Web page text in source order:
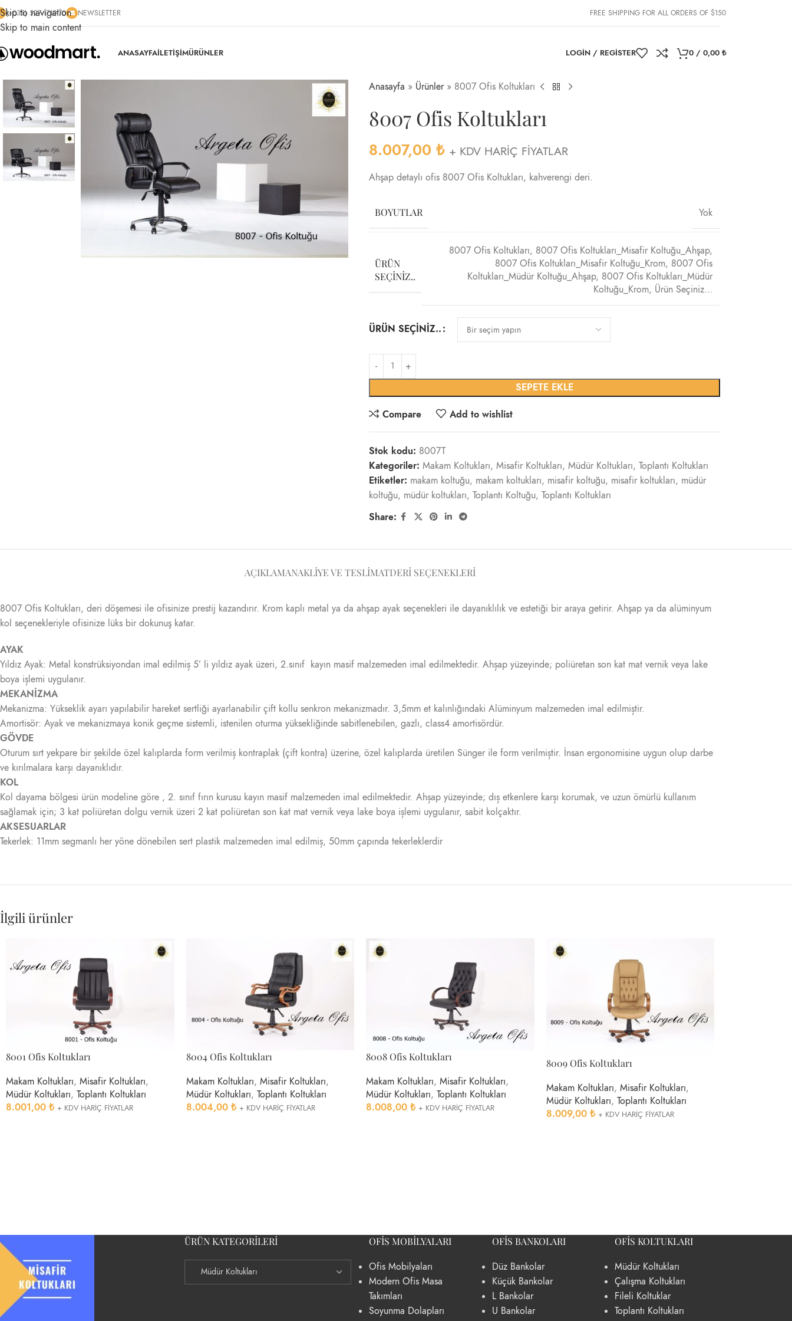
Skip to navigation
Skip to main content
(+035) 527-1710-70 NEWSLETTER FREE SHIPPING FOR ALL ORDERS OF $150
ANASAYFAİLETİŞİMÜRÜNLER LOGIN / REGISTER 0 / 0,00 ₺
Anasayfa » Ürünler» 8007 Ofis Koltukları
8007 Ofis Koltukları
8.007,00 ₺ + KDV HARİÇ FİYATLAR
Ahşap detaylı ofis 8007 Ofis Koltukları, kahverengi deri.
BOYUTLAR Yok
ÜRÜN
SEÇINIZ..
8007 Ofis Koltukları, 8007 Ofis Koltukları_Misafir Koltuğu_Ahşap,
8007 Ofis Koltukları_Misafir Koltuğu_Krom, 8007 Ofis
Koltukları_Müdür Koltuğu_Ahşap, 8007 Ofis Koltukları_Müdür
Koltuğu_Krom, Ürün Seçiniz…
ÜRÜN SEÇINIZ..
SEPETE EKLE
Compare Add to wishlist
Stok kodu: 8007T
Kategoriler: Makam Koltukları, Misafir Koltukları, Müdür Koltukları, Toplantı Koltukları
Etiketler: makam koltuğu, makam koltukları, misafir koltuğu, misafir koltukları, müdür
koltuğu, müdür koltukları, Toplantı Koltuğu, Toplantı Koltukları
Share:
AÇIKLAMANAKLIYE VE TESLIMATDERI SEÇENEKLERI
8007 Ofis Koltukları, deri döşemesi ile ofisinize prestij kazandırır. Krom kaplı metal ya da ahşap ayak seçenekleri ile dayanıklılık ve estetiği bir araya getirir. Ahşap ya da alüminyum
kol seçenekleriyle ofisinize lüks bir dokunuş katar.
AYAK
Yıldız Ayak: Metal konstrüksiyondan imal edilmiș 5’ li yıldız ayak üzeri, 2.sınıf kayın masif malzemeden imal edilmektedir. Ahșap yüzeyinde; poliüretan son kat mat vernik veya lake
boya ișlemi uygulanır.
MEKANİZMA
Mekanizma: Yükseklik ayarı yapılabilir hareket sertliği ayarlanabilir çift kollu senkron mekanizmadır. 3,5mm et kalınlığındaki Alüminyum malzemeden imal edilmiștir.
Amortisör: Ayak ve mekanizmaya konik geçme sistemli, istenilen oturma yüksekliğinde sabitlenebilen, gazlı, class4 amortisördür.
GÖVDE
Oturum sırt yekpare bir șekilde özel kalıplarda form verilmiș kontraplak (çift kontra) üzerine, özel kalıplarda üretilen Sünger ile form verilmiștir. İnsan ergonomisine uygun olup darbe
ve kırılmalara karșı dayanıklıdır.
KOL
Kol dayama bölgesi ürün modeline göre , 2. sınıf fırın kurusu kayın masif malzemeden imal edilmektedir. Ahșap yüzeyinde; dıș etkenlere karșı korumak, ve uzun ömürlü kullanım
sağlamak için; 3 kat poliüretan dolgu vernik üzeri 2 kat poliüretan son kat mat vernik veya lake boya ișlemi uygulanır, sabit kolçaktır.
AKSESUARLAR
Tekerlek: 11mm segmanlı her yöne dönebilen sert plastik malzemeden imal edilmiș, 50mm çapında tekerleklerdir
İlgili ürünler
8001 Ofis Koltukları
Makam Koltukları, Misafir Koltukları,
Müdür Koltukları, Toplantı Koltukları
8.001,00 ₺ + KDV HARİÇ FİYATLAR
8004 Ofis Koltukları
Makam Koltukları, Misafir Koltukları,
Müdür Koltukları, Toplantı Koltukları
8.004,00 ₺ + KDV HARİÇ FİYATLAR
8008 Ofis Koltukları
Makam Koltukları, Misafir Koltukları,
Müdür Koltukları, Toplantı Koltukları
8.008,00 ₺ + KDV HARİÇ FİYATLAR
8009 Ofis Koltukları
Makam Koltukları, Misafir Koltukları,
Müdür Koltukları, Toplantı Koltukları
8.009,00 ₺ + KDV HARİÇ FİYATLAR
ÜRÜN KATEGORILERI OFIS MOBILYALARI
Ofis Mobilyaları
Modern Ofis Masa
Takımları
Soyunma Dolapları
OFIS BANKOLARI
Düz Bankolar
Küçük Bankolar
L Bankolar
U Bankolar
OFIS KOLTUKLARI
Müdür Koltukları
Çalışma Koltukları
Fileli Koltuklar
Toplantı Koltukları